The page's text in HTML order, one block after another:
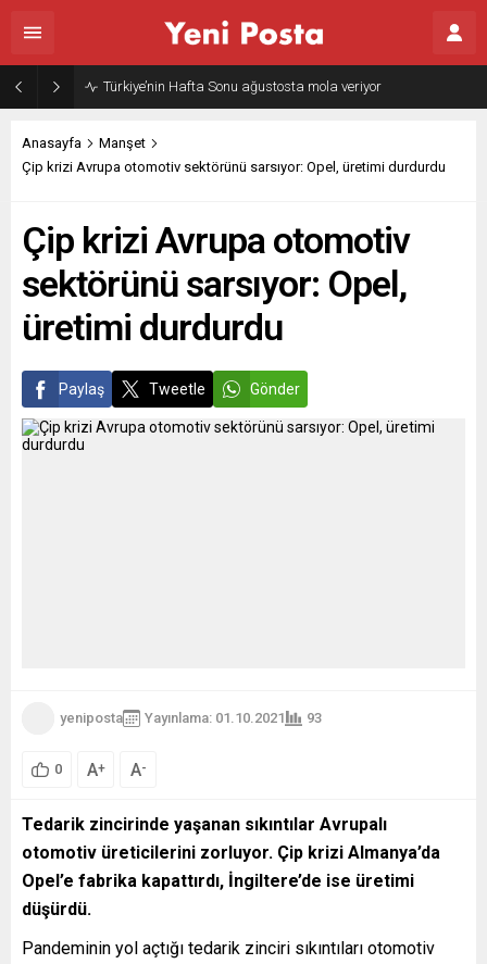
Türkiye’nin Hafta Sonu ağustosta mola veriyor
Anasayfa
Manşet
Çip krizi Avrupa otomotiv sektörünü sarsıyor: Opel, üretimi durdurdu
Çip krizi Avrupa otomotiv
sektörünü sarsıyor: Opel,
üretimi durdurdu
Paylaş Tweetle Gönder
yeniposta Yayınlama: 01.10.2021 93
0 A+ A-
Tedarik zincirinde yaşanan sıkıntılar Avrupalı
otomotiv üreticilerini zorluyor. Çip krizi Almanya’da
Opel’e fabrika kapattırdı, İngiltere’de ise üretimi
düşürdü.
Pandeminin yol açtığı tedarik zinciri sıkıntıları otomotiv